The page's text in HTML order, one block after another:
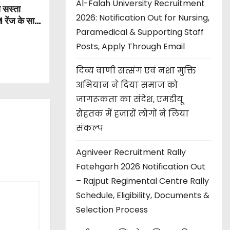
के साथ
Al-Falah University Recruitment
2026: Notification Out for Nursing,
Paramedical & Supporting Staff
Posts, Apply Through Email
दिव्य वाणी सत्संग एवं नशा मुक्ति
अभियान ने दिया समाज को
जागरूकता का संदेश, एमडीयू
रोहतक में हजारों लोगों ने लिया
संकल्प
Agniveer Recruitment Rally
Fatehgarh 2026 Notification Out
– Rajput Regimental Centre Rally
Schedule, Eligibility, Documents &
Selection Process